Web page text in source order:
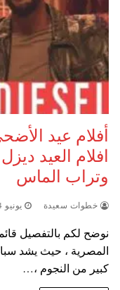
افلام العيد
وتراب الماس
خطوات سعيدة يونيو 24, 2018
المصرية ، حيث يشد
كبير من النجوم ،…